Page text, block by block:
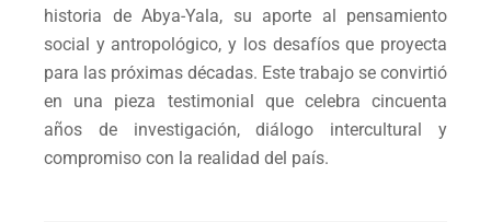
historia de Abya-Yala, su aporte al pensamiento
social y antropológico, y los desafíos que proyecta
para las próximas décadas. Este trabajo se convirtió
en una pieza testimonial que celebra cincuenta
años de investigación, diálogo intercultural y
compromiso con la realidad del país.